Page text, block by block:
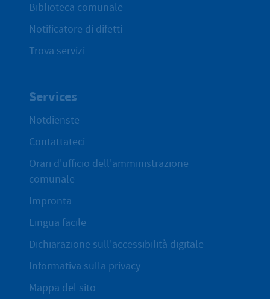
Biblioteca comunale
Notificatore di difetti
Trova servizi
Services
Notdienste
Contattateci
Orari d'ufficio dell'amministrazione
comunale
Impronta
Lingua facile
Dichiarazione sull'accessibilità digitale
Informativa sulla privacy
Mappa del sito